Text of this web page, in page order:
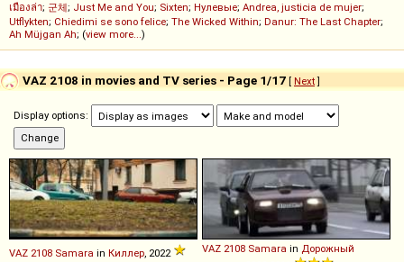
เมืองล่า; 군체; Just Me and You; Sixten; Нулевые; Andrea, justicia de mujer;
Utflykten; Chiedimi se sono felice; The Wicked Within; Danur: The Last Chapter;
Ah Müjgan Ah; (view more...)
VAZ 2108 in movies and TV series - Page 1/17 [ Next]
Display options:
VAZ 2108 Samara in Киллер , 2022 VAZ 2108 Samara in Дорожный